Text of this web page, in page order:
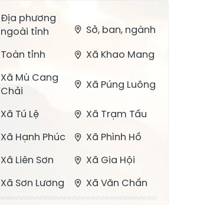
Địa phương
ngoài tỉnh
Sở, ban, ngành
Toàn tỉnh
Xã Khao Mang
Xã Mù Cang
Chải
Xã Púng Luông
Xã Tú Lệ
Xã Trạm Tấu
Xã Hạnh Phúc
Xã Phình Hồ
Xã Liên Sơn
Xã Gia Hội
Xã Sơn Lương
Xã Văn Chấn